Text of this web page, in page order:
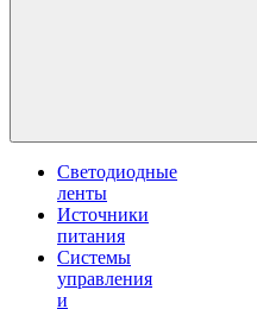
Светодиодные
ленты
Источники
питания
Системы
управления
и